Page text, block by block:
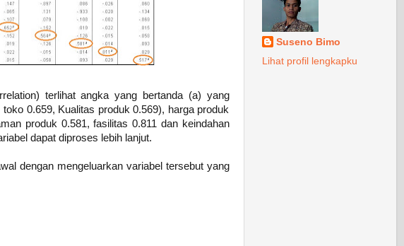
terlihat angka yang bertanda (a) yang
0.659, Kualitas produk 0.569), harga produk
produk 0.581, fasilitas 0.811 dan keindahan
dapat diproses lebih lanjut.
dengan mengeluarkan variabel tersebut yang
Suseno Bimo
Lihat profil lengkapku